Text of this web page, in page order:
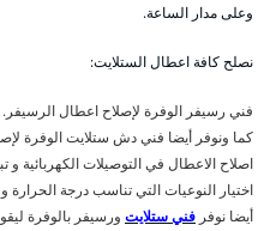
وعلى مدار الساعة.
نصلح كافة اعطال الستلايت:
فني رسيفر الوفرة لإصلاح اعطال الرسيفر.
كما ونوفر أيضا فني دش ستلايت الوفرة
اصلاح الاعطال في التوصيلات الكهربائية
اختيار النوعيات التي تناسب درجة
أيضا نوفر فني ستلايت ورسيفر بالوفرة